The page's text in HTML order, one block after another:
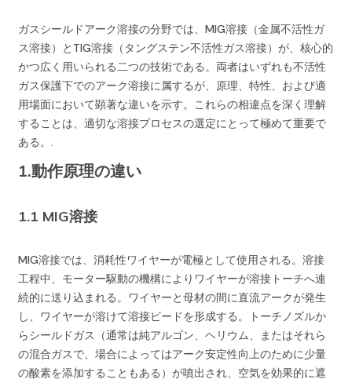
ガスシールドアーク溶接の分野では、MIG溶接（金属不活性ガ
ス溶接）とTIG溶接（タングステン不活性ガス溶接）が、核心的
かつ広く用いられる二つの技術である。両者はいずれも不活性
ガス保護下でのアーク溶接に属するが、原理、特性、および適
用場面において顕著な違いを示す。これらの相違点を深く理解
することは、適切な溶接プロセスの選定にとって極めて重要で
ある。.
1.動作原理の違い
1.1 MIG溶接
MIG溶接では、消耗性ワイヤーが電極として使用される。溶接
工程中、モーター駆動の機構によりワイヤーが溶接トーチへ連
続的に送り込まれる。ワイヤーと母材の間に直流アークが発生
し、ワイヤーが溶けて溶接ビードを形成する。トーチノズルか
らシールドガス（通常は純アルゴン、ヘリウム、またはそれら
の混合ガスで、場合によってはアーク安定性向上のために少量
の酸素を添加することもある）が噴出され、空気を効果的に遮